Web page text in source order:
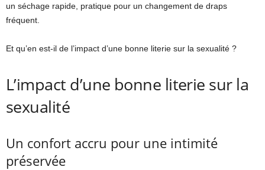
un séchage rapide, pratique pour un changement de draps
fréquent.
Et qu’en est-il de l’impact d’une bonne literie sur la sexualité ?
L’impact d’une bonne literie sur la
sexualité
Un confort accru pour une intimité
préservée